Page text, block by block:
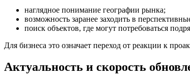
наглядное понимание географии рынка;
возможность заранее заходить в
поиск объектов, где могут потребоваться
Для бизнеса это означает переход от реакции к
Актуальность и скорость